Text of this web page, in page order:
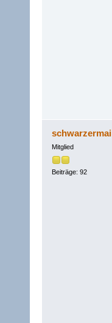
schwarzermai
Mitglied
Beiträge: 92